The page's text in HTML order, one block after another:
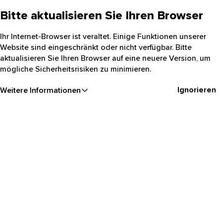
Bitte aktualisieren Sie Ihren Browser
Ihr Internet-Browser ist veraltet. Einige Funktionen unserer
Website sind eingeschränkt oder nicht verfügbar. Bitte
aktualisieren Sie Ihren Browser auf eine neuere Version, um
mögliche Sicherheitsrisiken zu minimieren.
Weitere Informationen Ignorieren